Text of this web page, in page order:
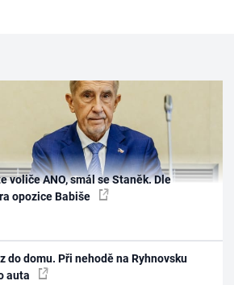
voliče ANO, smál se Staněk. Dle
opozice Babiše
do domu. Při nehodě na Ryhnovsku
auta